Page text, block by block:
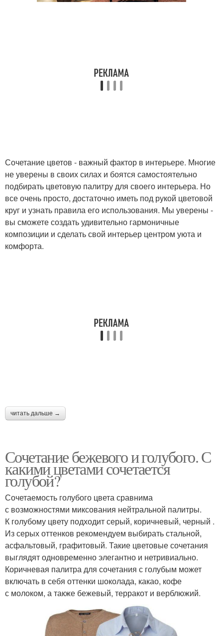
Сочетание цветов - важный фактор в интерьере. Многие
не уверены в своих силах и боятся самостоятельно
подбирать цветовую палитру для своего интерьера. Но
все очень просто, достаточно иметь под рукой цветовой
круг и узнать правила его использования. Мы уверены -
вы сможете создать удивительно гармоничные
композиции и сделать свой интерьер центром уюта и
комфорта.
читать дальше →
Сочетание бежевого и голубого. С
какими цветами сочетается
голубой?
Сочетаемость голубого цвета сравнима
с возможностями миксования нейтральной палитры.
К голубому цвету подходит серый, коричневый, черный .
Из серых оттенков рекомендуем выбирать стальной,
асфальтовый, графитовый. Такие цветовые сочетания
выглядят одновременно элегантно и нетривиально.
Коричневая палитра для сочетания с голубым может
включать в себя оттенки шоколада, какао, кофе
с молоком, а также бежевый, терракот и верблюжий.